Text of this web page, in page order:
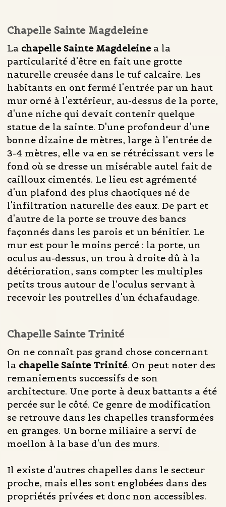
Chapelle Sainte Magdeleine
La chapelle Sainte Magdeleine a la
particularité d'être en fait une grotte
naturelle creusée dans le tuf calcaire. Les
habitants en ont fermé l'entrée par un haut
mur orné à l'extérieur, au-dessus de la porte,
d'une niche qui devait contenir quelque
statue de la sainte. D'une profondeur d'une
bonne dizaine de mètres, large à l'entrée de
3-4 mètres, elle va en se rétrécissant vers le
fond où se dresse un misérable autel fait de
cailloux cimentés. Le lieu est agrémenté
d'un plafond des plus chaotiques né de
l'infiltration naturelle des eaux. De part et
d'autre de la porte se trouve des bancs
façonnés dans les parois et un bénitier. Le
mur est pour le moins percé : la porte, un
oculus au-dessus, un trou à droite dû à la
détérioration, sans compter les multiples
petits trous autour de l’oculus servant à
recevoir les poutrelles d'un échafaudage.
Chapelle Sainte Trinité
On ne connaît pas grand chose concernant
la chapelle Sainte Trinité. On peut noter des
remaniements successifs de son
architecture. Une porte à deux battants a été
percée sur le côté. Ce genre de modification
se retrouve dans les chapelles transformées
en granges. Un borne miliaire a servi de
moellon à la base d'un des murs.
Il existe d'autres chapelles dans le secteur
proche, mais elles sont englobées dans des
propriétés privées et donc non accessibles.